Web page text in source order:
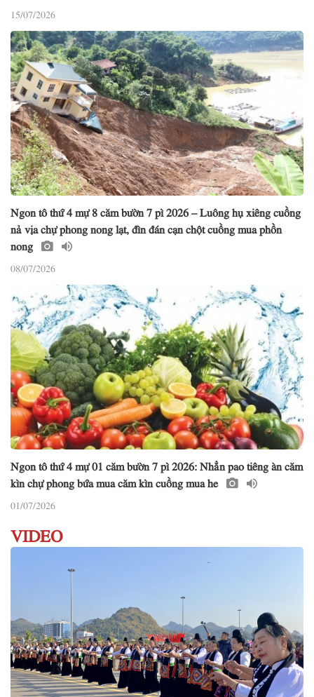
15/07/2026
Ngon tô thứ 4 mự 8 căm bườn 7 pì 2026 – Luông hụ xiêng cuồng
nả vịa chự phong nong lạt, đìn đán cạn chột cuồng mua phồn
nong
08/07/2026
Ngon tô thứ 4 mự 01 căm bườn 7 pì 2026: Nhẳn pao tiêng àn căm
kìn chự phong bứa mua căm kìn cuồng mua he
01/07/2026
VIDEO